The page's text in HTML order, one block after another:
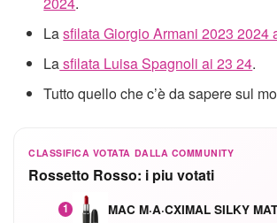
Lasfilata Giorgio Armani 2023 2024
Lasfilata Luisa Spagnoli ai 23 24.
Tutto quello che c’è da sapere sul
CLASSIFICA VOTATA DALLA COMMUNITY
Rossetto Rosso: i piu votati
1